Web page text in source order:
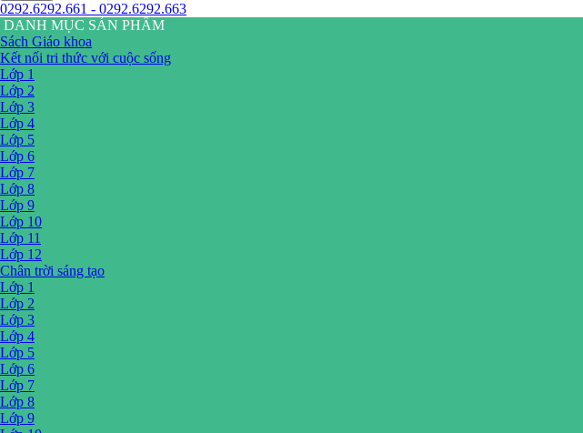
0292.6292.661 - 0292.6292.663
DANH MỤC SẢN PHẨM
Sách Giáo khoa
Kết nối tri thức với cuộc sống
Lớp 1
Lớp 2
Lớp 3
Lớp 4
Lớp 5
Lớp 6
Lớp 7
Lớp 8
Lớp 9
Lớp 10
Lớp 11
Lớp 12
Chân trời sáng tạo
Lớp 1
Lớp 2
Lớp 3
Lớp 4
Lớp 5
Lớp 6
Lớp 7
Lớp 8
Lớp 9